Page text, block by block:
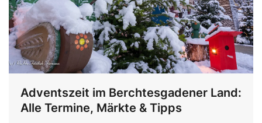
Adventszeit im Berchtesgadener Land:
Alle Termine, Märkte & Tipps